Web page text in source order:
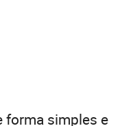
forma simples e